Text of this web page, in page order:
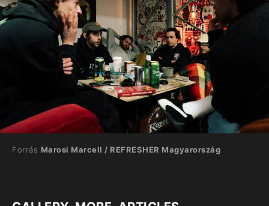
Forrás Marosi Marcell / REFRESHER Magyarország